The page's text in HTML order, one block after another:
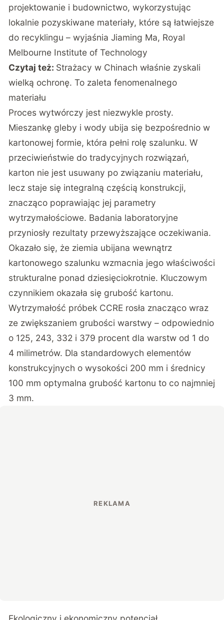
projektowanie i budownictwo, wykorzystując
lokalnie pozyskiwane materiały, które są łatwiejsze
do recyklingu – wyjaśnia Jiaming Ma, Royal
Melbourne Institute of Technology
Czytaj też: Strażacy w Chinach właśnie zyskali
wielką ochronę. To zaleta fenomenalnego
materiału
Proces wytwórczy jest niezwykle prosty.
Mieszankę gleby i wody ubija się bezpośrednio w
kartonowej formie, która pełni rolę szalunku. W
przeciwieństwie do tradycyjnych rozwiązań,
karton nie jest usuwany po związaniu materiału,
lecz staje się integralną częścią konstrukcji,
znacząco poprawiając jej parametry
wytrzymałościowe. Badania laboratoryjne
przyniosły rezultaty przewyższające oczekiwania.
Okazało się, że ziemia ubijana wewnątrz
kartonowego szalunku wzmacnia jego właściwości
strukturalne ponad dziesięciokrotnie. Kluczowym
czynnikiem okazała się grubość kartonu.
Wytrzymałość próbek CCRE rosła znacząco wraz
ze zwiększaniem grubości warstwy – odpowiednio
o 125, 243, 332 i 379 procent dla warstw od 1 do
4 milimetrów. Dla standardowych elementów
konstrukcyjnych o wysokości 200 mm i średnicy
100 mm optymalna grubość kartonu to co najmniej
3 mm.